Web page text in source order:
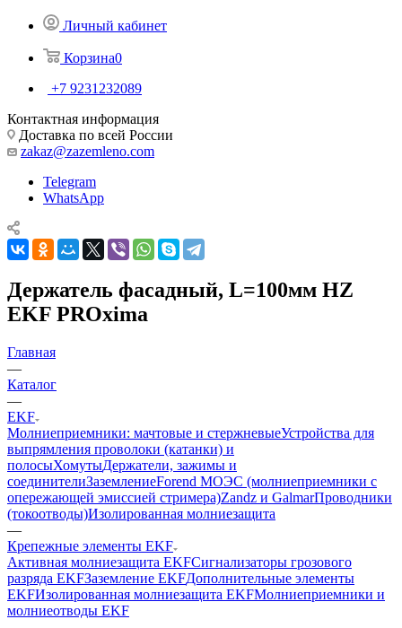
Личный кабинет
Корзина0
+7 9231232089
Контактная информация
Доставка по всей России
zakaz@zazemleno.com
Telegram
WhatsApp
Держатель фасадный, L=100мм HZ
EKF PROxima
Главная
—
Каталог
—
EKF
Молниеприемники: мачтовые и стержневыеУстройства для
выпрямления проволоки (катанки) и
полосыХомутыДержатели, зажимы и
соединителиЗаземлениеForend МОЭС (молниеприемники с
опережающей эмиссией стримера)Zandz и GalmarПроводники
(токоотводы)Изолированная молниезащита
—
Крепежные элементы EKF
Активная молниезащита EKFСигнализаторы грозового
разряда EKFЗаземление EKFДополнительные элементы
EKFИзолированная молниезащита EKFМолниеприемники и
молниеотводы EKF